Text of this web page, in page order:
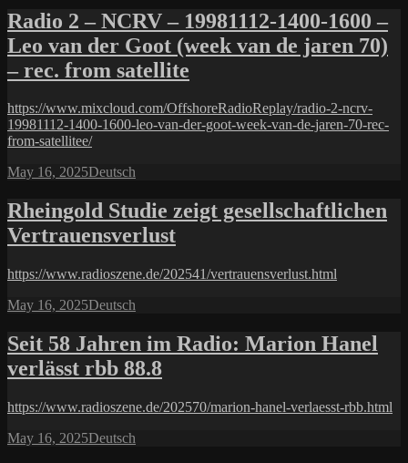
Radio 2 – NCRV – 19981112-1400-1600 –
Leo van der Goot (week van de jaren 70)
– rec. from satellite
https://www.mixcloud.com/OffshoreRadioReplay/radio-2-ncrv-
19981112-1400-1600-leo-van-der-goot-week-van-de-jaren-70-rec-
from-satellitee/
Posted
May 16, 2025Categories
Deutsch
Rheingold Studie zeigt gesellschaftlichen
Vertrauensverlust
https://www.radioszene.de/202541/vertrauensverlust.html
Posted
May 16, 2025Categories
Deutsch
Seit 58 Jahren im Radio: Marion Hanel
verlässt rbb 88.8
https://www.radioszene.de/202570/marion-hanel-verlaesst-rbb.html
Posted
May 16, 2025Categories
Deutsch